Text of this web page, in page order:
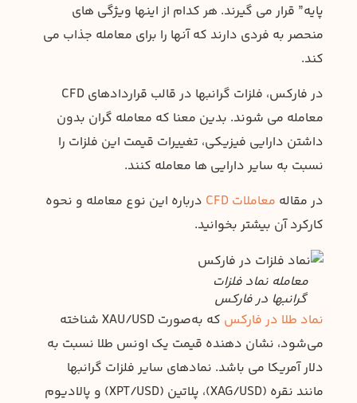
پایه” قرار می گیرند. هر کدام از اینها ویژگی های
منحصر به فردی دارند که آنها را برای معامله جذاب می
کند.
در فارکس، فلزات گرانبها در قالب قراردادهای CFD
معامله می شوند. بدین معنا که معامله گران بدون
داشتن دارایی فیزیکی، تغییرات قیمت این فلزات را
نسبت به سایر دارایی ها معامله کنند.
در مقاله معاملات CFD
درباره این نوع معامله و نحوه
کارکرد آن بیشتر بخوانید.
معامله نماد فلزات
گرانبها در فارکس
نماد طلا در فارکس
که به‌صورت XAU/USD شناخته
می‌شود، نشان دهنده قیمت یک اونس طلا نسبت به
دلار آمریکا می باشد. نمادهای سایر فلزات گرانبها
مانند نقره (XAG/USD)، پلاتین (XPT/USD) و پالادیوم